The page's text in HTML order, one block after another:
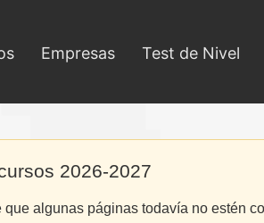
Empresas Test de Nivel
2026-2027
algunas páginas todavía no estén